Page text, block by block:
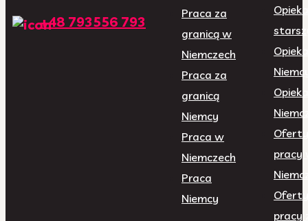
+48 793556 793
Praca za
granicą w
Niemczech
Praca za
granicą
Niemcy
Praca w
Niemczech
Praca
Niemcy
Opieka
Oferty
pracy
Oferty
pracy